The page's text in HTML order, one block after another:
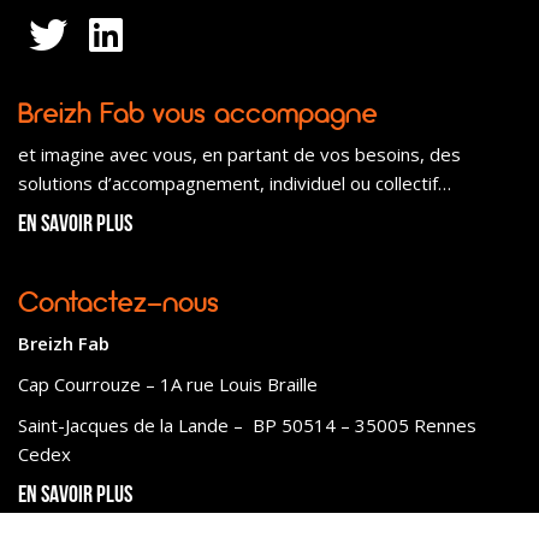
Breizh Fab vous accompagne
et imagine avec vous, en partant de vos besoins, des
solutions d’accompagnement, individuel ou collectif…
En savoir plus
Contactez-nous
Breizh Fab
Cap Courrouze – 1A rue Louis Braille
Saint-Jacques de la Lande – BP 50514 – 35005 Rennes
Cedex
En savoir plus